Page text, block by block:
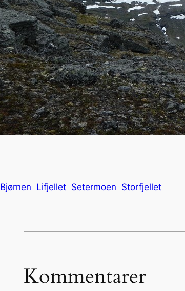
Bjørnen Lifjellet Setermoen Storfjellet
Kommentarer